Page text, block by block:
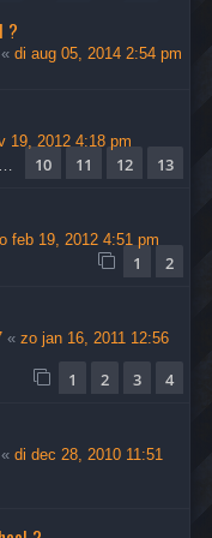
?
« di aug 05, 2014 2:54 pm
19, 2012 4:18 pm
10 11 12 13
feb 19, 2012 4:51 pm
1 2
« zo jan 16, 2011 12:56
1 2 3 4
« di dec 28, 2010 11:51